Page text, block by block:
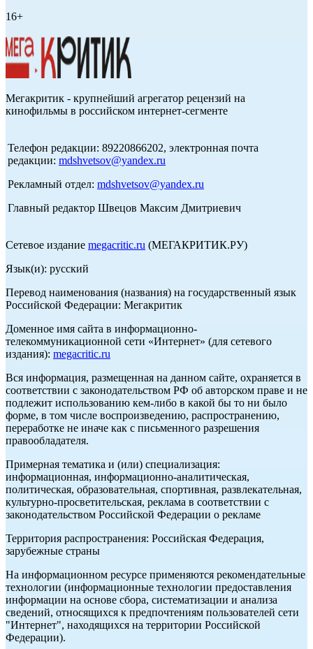
16+
Мегакритик - крупнейший агрегатор рецензий на
кинофильмы в российском интернет-сегменте
Телефон редакции: 89220866202, электронная почта
редакции: mdshvetsov@yandex.ru
Рекламный отдел: mdshvetsov@yandex.ru
Главный редактор Швецов Максим Дмитриевич
Сетевое издание megacritic.ru (МЕГАКРИТИК.РУ)
Язык(и): русский
Перевод наименования (названия) на государственный язык
Российской Федерации: Мегакритик
Доменное имя сайта в информационно-
телекоммуникационной сети «Интернет» (для сетевого
издания): megacritic.ru
Вся информация, размещенная на данном сайте, охраняется в
соответствии с законодательством РФ об авторском праве и не
подлежит использованию кем-либо в какой бы то ни было
форме, в том числе воспроизведению, распространению,
переработке не иначе как с письменного разрешения
правообладателя.
Примерная тематика и (или) специализация:
информационная, информационно-аналитическая,
политическая, образовательная, спортивная, развлекательная,
культурно-просветительская, реклама в соответствии с
законодательством Российской Федерации о рекламе
Территория распространения: Российская Федерация,
зарубежные страны
На информационном ресурсе применяются рекомендательные
технологии (информационные технологии предоставления
информации на основе сбора, систематизации и анализа
сведений, относящихся к предпочтениям пользователей сети
"Интернет", находящихся на территории Российской
Федерации).